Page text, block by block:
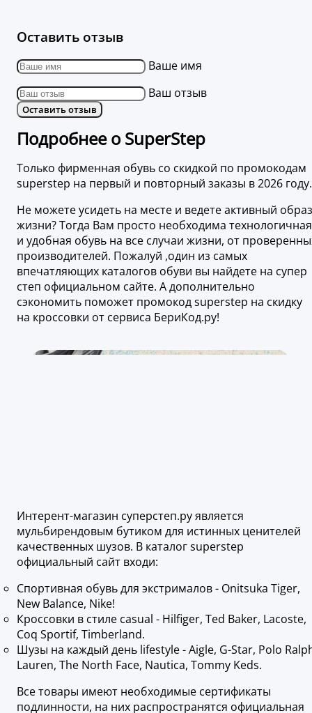
Оставить отзыв
Ваше имя
Ваш отзыв
Оставить отзыв
Подробнее о SuperStep
Только фирменная обувь со скидкой по промокодам
superstep на первый и повторный заказы в 2026 году.
Не можете усидеть на месте и ведете активный образ
жизни? Тогда Вам просто необходима технологичная
и удобная обувь на все случаи жизни, от
производителей. Пожалуй ,один из самых
впечатляющих каталогов обуви вы найдете на супер
степ официальном сайте. А дополнительно
сэкономить поможет промокод superstep на скидку
на кроссовки от сервиса БериКод.ру!
Интерент-магазин суперстеп.ру является
мульбирендовым бутиком для истинных ценителей
качественных шузов. В каталог superstep
официальный сайт входи:
Спортивная обувь для экстрималов - Onitsuka Tiger,
New Balance, Nike!
Кроссовки в стиле casual - Hilfiger, Ted Baker, Lacoste,
Coq Sportif, Timberland.
Шузы на каждый день lifestyle - Aigle, G-Star, Polo
Lauren, The North Face, Nautica, Tommy Keds.
Все товары имеют необходимые сертификаты
подлинности, на них распространятся официальная